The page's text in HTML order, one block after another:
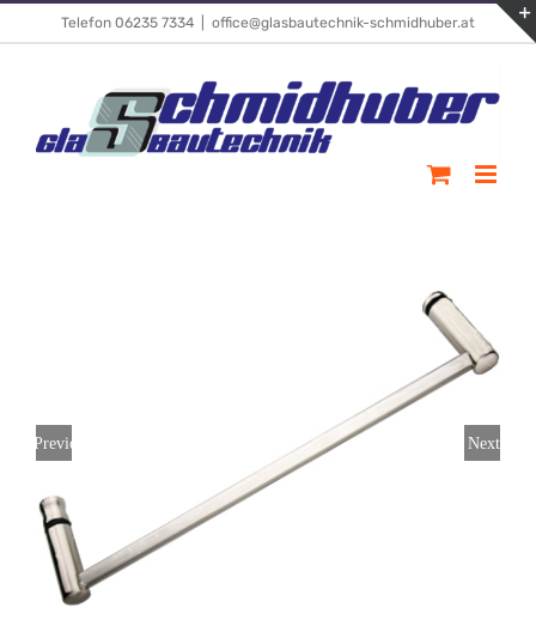
Telefon 06235 7334 office@glasbautechnik-schmidhuber.at
Previous Next